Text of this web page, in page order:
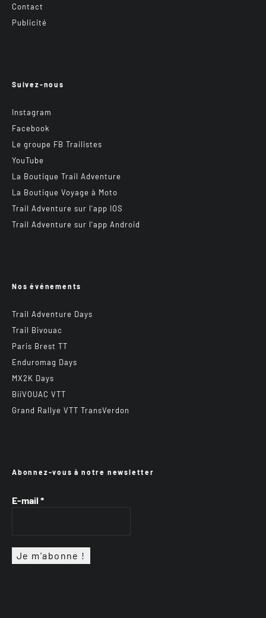
Contact
Publicité
Suivez-nous
Instagram
Facebook
Le groupe FB Trailistes
YouTube
La Boutique Trail Adventure
La Boutique Voyage à Moto
Trail Adventure sur l’app IOS
Trail Adventure sur l’app Android
Nos événements
Trail Adventure Days
Trail Bivouac
Paris Brest TT
Enduromag Days
MX2K Days
BiiVOUAC VTT
Grand Rallye VTT TransVerdon
Abonnez-vous à notre newsletter
E-mail *